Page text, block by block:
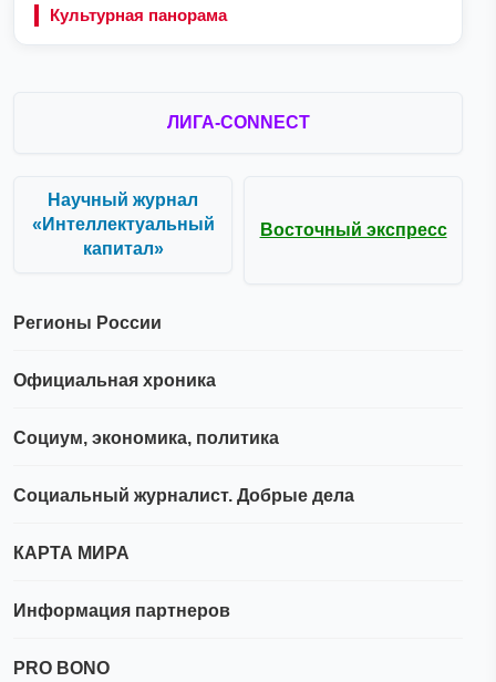
Культурная панорама
ЛИГА-CONNECT
Научный журнал
«Интеллектуальный
капитал»
Восточный экспресс
Регионы России
Официальная хроника
Социум, экономика, политика
Социальный журналист. Добрые дела
КАРТА МИРА
Информация партнеров
PRO BONO